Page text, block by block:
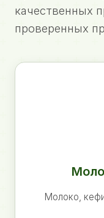
качественных
проверенных
Молоко,